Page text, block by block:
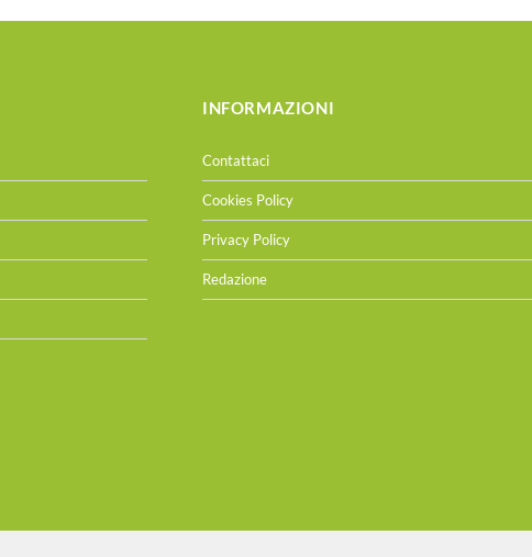
INFORMAZIONI
Contattaci
Cookies Policy
Privacy Policy
Redazione